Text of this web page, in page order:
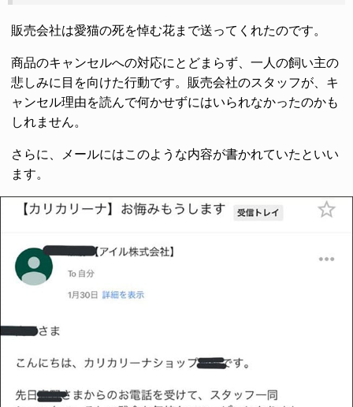
販売会社は愛猫の死を悼む花まで送ってくれたのです。
商品のキャンセルへの対応にとどまらず、一人の飼い主の
悲しみに目を向けた行動です。販売会社のスタッフが、キ
ャンセル理由を読んで何かせずにはいられなかったのかも
しれません。
さらに、メールにはこのような内容が書かれていたといい
ます。